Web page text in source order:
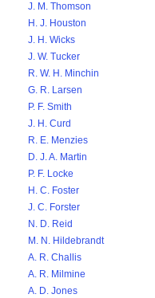
J. M. Thomson
H. J. Houston
J. H. Wicks
J. W. Tucker
R. W. H. Minchin
G. R. Larsen
P. F. Smith
J. H. Curd
R. E. Menzies
D. J. A. Martin
P. F. Locke
H. C. Foster
J. C. Forster
N. D. Reid
M. N. Hildebrandt
A. R. Challis
A. R. Milmine
A. D. Jones